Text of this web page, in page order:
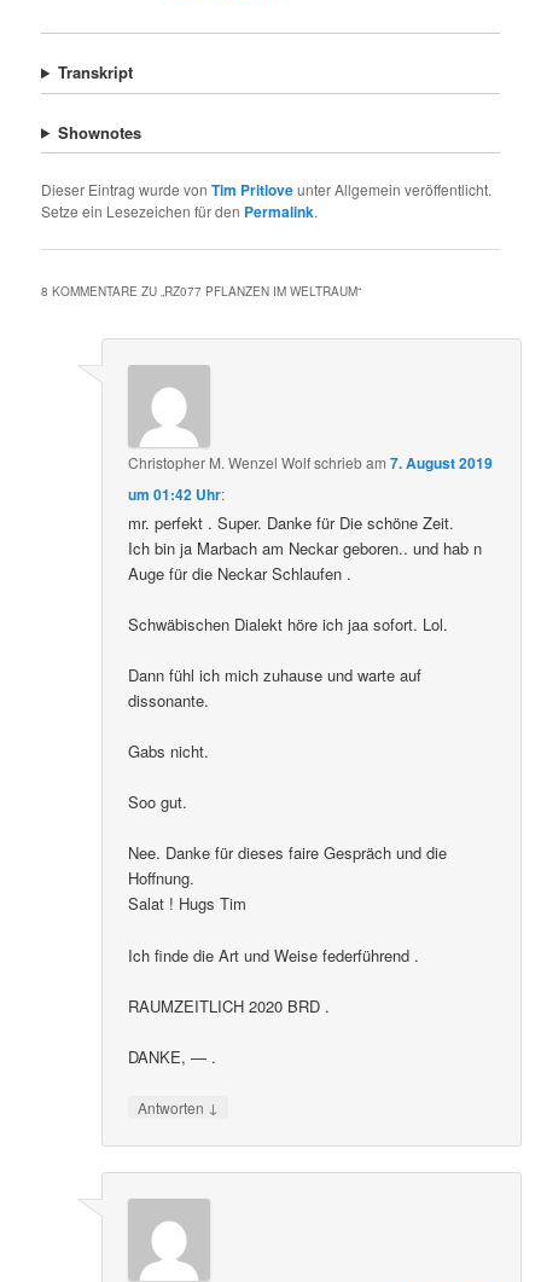
Transkript
Shownotes
Dieser Eintrag wurde vonTim Pritloveunter Allgemein veröffentlicht.
Setze ein Lesezeichen für den Permalink.
8 KOMMENTARE ZU „ RZ077 PFLANZEN IM WELTRAUM“
Christopher M. Wenzel Wolfschriebam7. August 2019
um 01:42 Uhr:
mr. perfekt . Super. Danke für Die schöne Zeit.
Ich bin ja Marbach am Neckar geboren.. und hab n
Auge für die Neckar Schlaufen .
Schwäbischen Dialekt höre ich jaa sofort. Lol.
Dann fühl ich mich zuhause und warte auf
dissonante.
Gabs nicht.
Soo gut.
Nee. Danke für dieses faire Gespräch und die
Hoffnung.
Salat ! Hugs Tim
Ich finde die Art und Weise federführend .
RAUMZEITLICH 2020 BRD .
DANKE, — .
Antworten ↓